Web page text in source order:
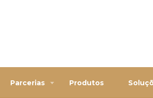
Parcerias Produtos